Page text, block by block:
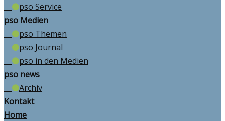
pso Service
pso Medien
pso Themen
pso Journal
pso in den Medien
pso news
Archiv
Kontakt
Home